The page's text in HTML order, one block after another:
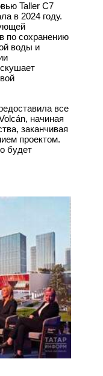
Taller C7
в 2024 году.
по сохранению
воды и
все
начиная
заканчивая
проектом.
будет